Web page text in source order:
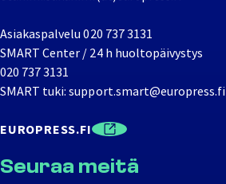
Asiakaspalvelu020 737 3131
SMART Center / 24 h huoltopäivystys
020 737 3131
SMART tuki:support.smart@europress.fi
EUROPRESS.FI
Seuraa meitä